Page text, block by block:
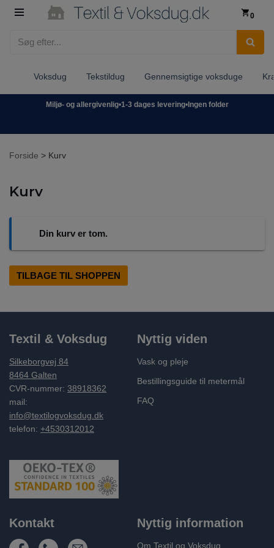
0
Voksdug Tekstildug Gennemsigtige voksduge
Miljø- og allergivenlig•1-3 dages levering•Ingen folder
Forside > Kurv
Kurv
Din kurv er tom.
TILBAGE TIL SHOPPEN
Textil & Voksdug
Silkeborgvej 84
8464 Galten
CVR-nummer: 38918362
mail:
info@textilogvoksdug.dk
telefon: +4530312012
Nyttig viden
Vask og pleje
Bestillingsguide til metermål
FAQ
Kontakt Nyttig information
Om Textil og Voksdug